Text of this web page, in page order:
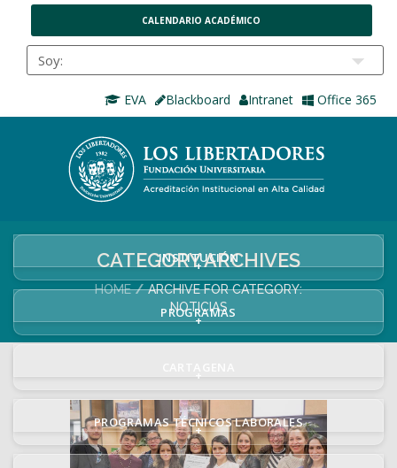
CALENDARIO ACADÉMICO
EVA Blackboard Intranet Office 365
INSTITUCIÓN
+
PROGRAMAS
+
+
PROGRAMAS TÉCNICOS LABORALES
+
CATEGORY ARCHIVES
HOME
ARCHIVE FOR CATEGORY:
NOTICIAS